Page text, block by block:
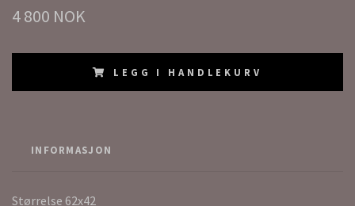
4 800 NOK
LEGG I HANDLEKURV
INFORMASJON
Størrelse 62x42